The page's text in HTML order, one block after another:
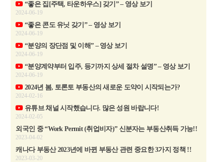
“좋은 집[주택, 타운하우스] 갖기” – 영상 보기
2024-06-19
“좋은 콘도 유닛 갖기” – 영상 보기
2024-06-19
“분양의 장단점 및 이해” – 영상 보기
2024-06-19
“분양계약부터 입주, 등기까지 상세 절차 설명” – 영상 보기
2024-06-19
2024년 봄, 토론토 부동산의 새로운 도약이 시작되는가?
2024-02-16
유튜브 채널 시작했습니다. 많은 성원 바랍니다!
2024-02-05
외국인 중 “Work Permit (취업비자)” 신분자는 부동산취득 가능!!
2023-04-02
캐나다 부동산 2023년에 바뀐 부동산 관련 중요한 3가지 정책 !!
2023-03-20